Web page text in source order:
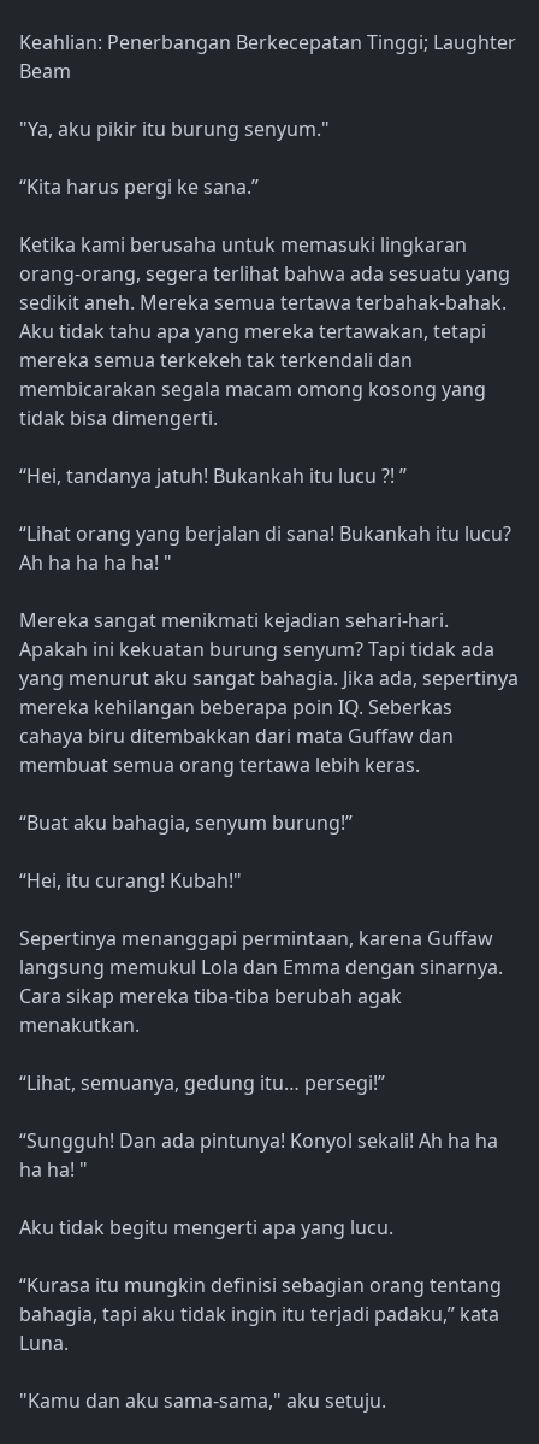
Keahlian: Penerbangan Berkecepatan Tinggi; Laughter
Beam
"Ya, aku pikir itu burung senyum."
“Kita harus pergi ke sana.”
Ketika kami berusaha untuk memasuki lingkaran
orang-orang, segera terlihat bahwa ada sesuatu yang
sedikit aneh. Mereka semua tertawa terbahak-bahak.
Aku tidak tahu apa yang mereka tertawakan, tetapi
mereka semua terkekeh tak terkendali dan
membicarakan segala macam omong kosong yang
tidak bisa dimengerti.
“Hei, tandanya jatuh! Bukankah itu lucu ?! ”
“Lihat orang yang berjalan di sana! Bukankah itu lucu?
Ah ha ha ha ha! "
Mereka sangat menikmati kejadian sehari-hari.
Apakah ini kekuatan burung senyum? Tapi tidak ada
yang menurut aku sangat bahagia. Jika ada, sepertinya
mereka kehilangan beberapa poin IQ. Seberkas
cahaya biru ditembakkan dari mata Guffaw dan
membuat semua orang tertawa lebih keras.
“Buat aku bahagia, senyum burung!”
“Hei, itu curang! Kubah!"
Sepertinya menanggapi permintaan, karena Guffaw
langsung memukul Lola dan Emma dengan sinarnya.
Cara sikap mereka tiba-tiba berubah agak
menakutkan.
“Lihat, semuanya, gedung itu… persegi!”
“Sungguh! Dan ada pintunya! Konyol sekali! Ah ha ha
ha ha! "
Aku tidak begitu mengerti apa yang lucu.
“Kurasa itu mungkin definisi sebagian orang tentang
bahagia, tapi aku tidak ingin itu terjadi padaku,” kata
Luna.
"Kamu dan aku sama-sama," aku setuju.